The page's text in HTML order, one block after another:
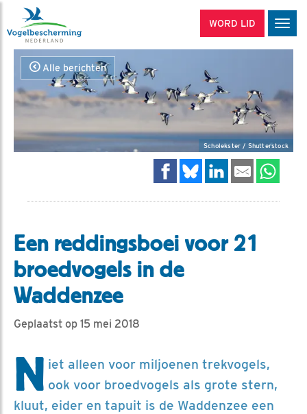
WORD LID
Alle berichten
Scholekster / Shutterstock
Een reddingsboei voor 21
broedvogels in de
Waddenzee
Geplaatst op 15 mei 2018
N iet alleen voor miljoenen trekvogels,
ook voor broedvogels als grote stern,
kluut, eider en tapuit is de Waddenzee een